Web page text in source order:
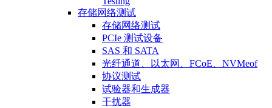
存储网络测试
存储网络测试
PCIe 测试设备
SAS 和 SATA
光纤通道、以太网、FCoE、NVMeof
协议测试
试验器和生成器
干扰器